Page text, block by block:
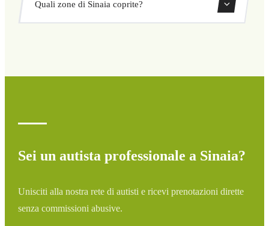
ritorno direttamente dal nostro sistema di prenotazione.
Quali zone di Sinaia coprite?
Sei un autista professionale a Sinaia?
Unisciti alla nostra rete di autisti e ricevi prenotazioni dirette
senza commissioni abusive.